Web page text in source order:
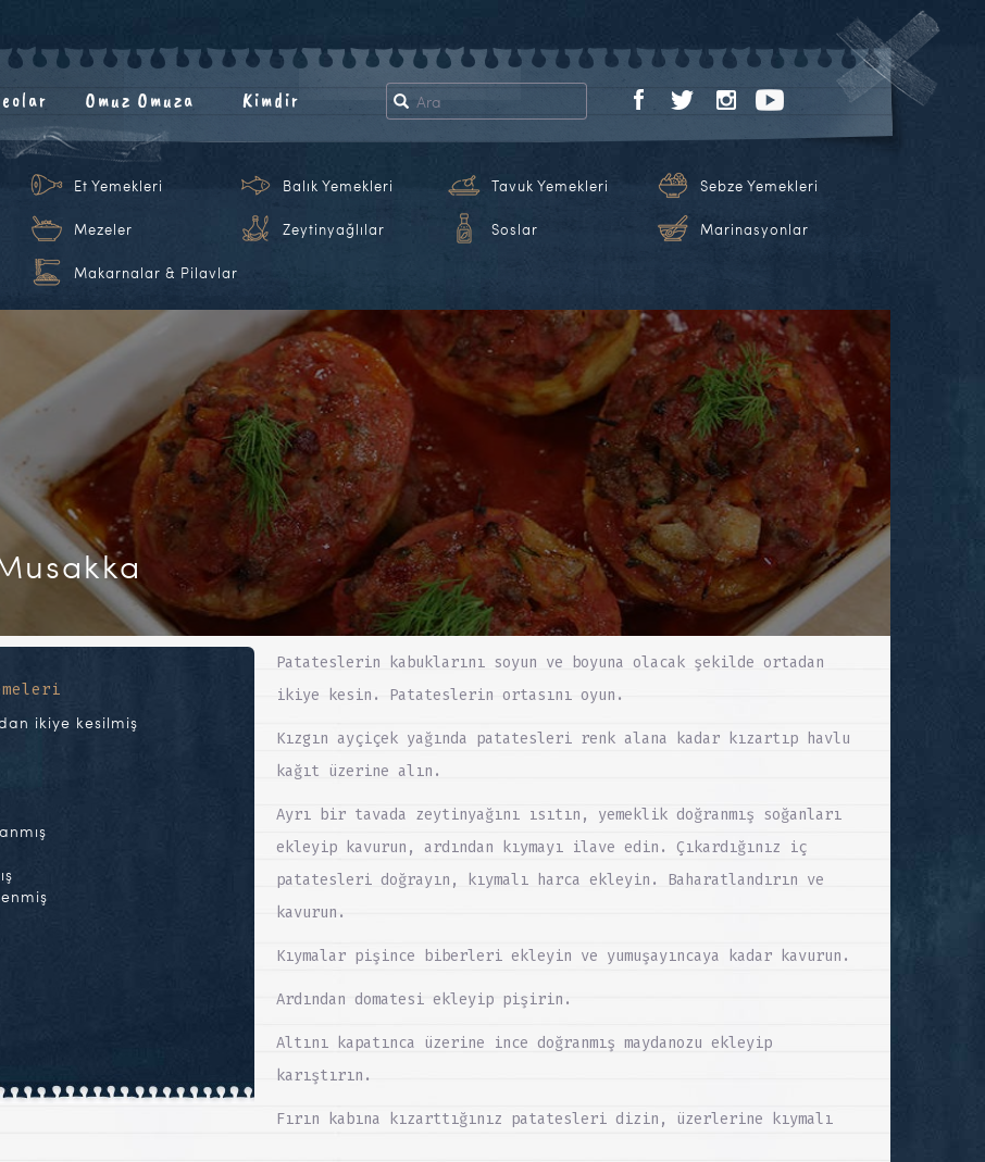
Omuz Omuza Kimdir
Et Yemekleri Balık Yemekleri Tavuk Yemekleri Sebze Yemekleri
Mezeler Zeytinyağlılar Soslar Marinasyonlar
Makarnalar & Pilavlar
ikiye kesilmiş
Patateslerin kabuklarını soyun ve boyuna olacak şekilde ortadan
ikiye kesin. Patateslerin ortasını oyun.
Kızgın ayçiçek yağında patatesleri renk alana kadar kızartıp havlu
kağıt üzerine alın.
Ayrı bir tavada zeytinyağını ısıtın, yemeklik doğranmış soğanları
ekleyip kavurun, ardından kıymayı ilave edin. Çıkardığınız iç
patatesleri doğrayın, kıymalı harca ekleyin. Baharatlandırın ve
kavurun.
Kıymalar pişince biberleri ekleyin ve yumuşayıncaya kadar kavurun.
Ardından domatesi ekleyip pişirin.
Altını kapatınca üzerine ince doğranmış maydanozu ekleyip
karıştırın.
Fırın kabına kızarttığınız patatesleri dizin, üzerlerine kıymalı